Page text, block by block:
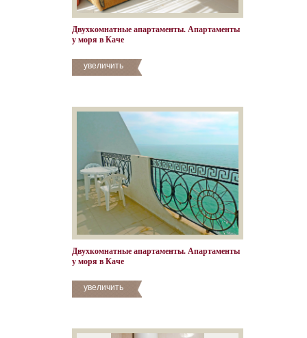
Двухкомнатные апартаменты. Апартаменты
у моря в Каче
увеличить
Двухкомнатные апартаменты. Апартаменты
у моря в Каче
увеличить